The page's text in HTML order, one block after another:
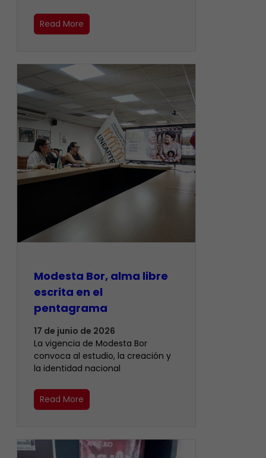
Read More
Modesta Bor, alma libre
escrita en el
pentagrama
17 de junio de 2026
La vigencia de Modesta Bor
convoca al estudio, la creación y
la identidad nacional
Read More